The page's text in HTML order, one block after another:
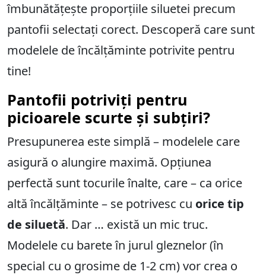
îmbunătățește proporțiile siluetei precum
pantofii selectați corect. Descoperă care sunt
modelele de încălțăminte potrivite pentru
tine!
Pantofii potriviți pentru
picioarele scurte și subțiri?
Presupunerea este simplă – modelele care
asigură o alungire maximă. Opțiunea
perfectă sunt tocurile înalte, care – ca orice
altă încălțăminte – se potrivesc cu orice tip
de siluetă. Dar … există un mic truc.
Modelele cu barete în jurul gleznelor (în
special cu o grosime de 1-2 cm) vor crea o